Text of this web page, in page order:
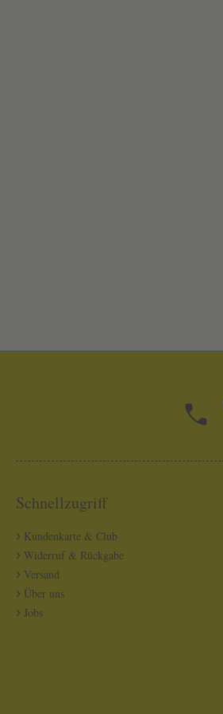
Schnellzugriff
Kundenkarte & Club
Widerruf & Rückgabe
Versand
Über uns
Jobs